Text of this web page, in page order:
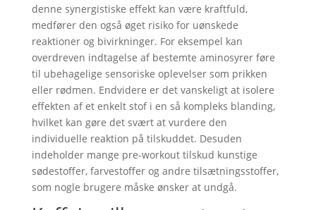
denne synergistiske effekt kan være kraftfuld,
medfører den også øget risiko for uønskede
reaktioner og bivirkninger. For eksempel kan
overdreven indtagelse af bestemte aminosyrer føre
til ubehagelige sensoriske oplevelser som prikken
eller rødmen. Endvidere er det vanskeligt at isolere
effekten af et enkelt stof i en så kompleks blanding,
hvilket kan gøre det svært at vurdere den
individuelle reaktion på tilskuddet. Desuden
indeholder mange pre-workout tilskud kunstige
sødestoffer, farvestoffer og andre tilsætningsstoffer,
som nogle brugere måske ønsker at undgå.